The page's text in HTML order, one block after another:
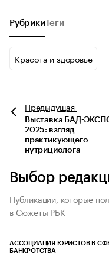
Рубрики Теги
Красота и здоровье
Предыдущая
Выставка БАД-
2025: взгляд
практикующего
нутрициолога
Выбор
Публикации, которые
в Сюжеты РБК
АССОЦИАЦИЯ ЮРИСТОВ В
БАНКРОТСТВА